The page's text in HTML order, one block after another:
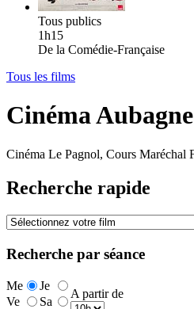
Tous publics
1h15
De la Comédie-Française
Tous les films
Cinéma
Cinéma Le Pagnol, Cours Maréchal
Recherche rapide
Recherche par séance
Me Je
A partir de
Ve
Sa